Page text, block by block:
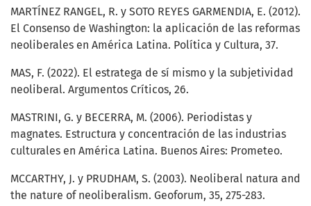
MARTÍNEZ RANGEL, R. y SOTO REYES GARMENDIA, E. (2012).
El Consenso de Washington: la aplicación de las reformas
neoliberales en América Latina. Política y Cultura, 37.
MAS, F. (2022). El estratega de sí mismo y la subjetividad
neoliberal. Argumentos Críticos, 26.
MASTRINI, G. y BECERRA, M. (2006). Periodistas y
magnates. Estructura y concentración de las industrias
culturales en América Latina. Buenos Aires: Prometeo.
MCCARTHY, J. y PRUDHAM, S. (2003). Neoliberal natura and
the nature of neoliberalism. Geoforum, 35, 275-283.